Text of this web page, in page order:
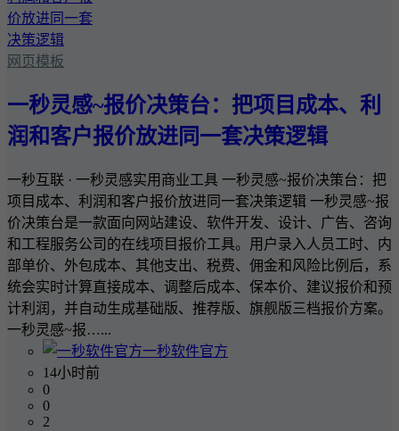
网页模板
一秒灵感~报价决策台：把项目成本、利
润和客户报价放进同一套决策逻辑
一秒互联 · 一秒灵感实用商业工具 一秒灵感~报价决策台：把
项目成本、利润和客户报价放进同一套决策逻辑 一秒灵感~报
价决策台是一款面向网站建设、软件开发、设计、广告、咨询
和工程服务公司的在线项目报价工具。用户录入人员工时、内
部单价、外包成本、其他支出、税费、佣金和风险比例后，系
统会实时计算直接成本、调整后成本、保本价、建议报价和预
计利润，并自动生成基础版、推荐版、旗舰版三档报价方案。
一秒灵感~报…...
一秒软件官方
14小时前
0
0
2